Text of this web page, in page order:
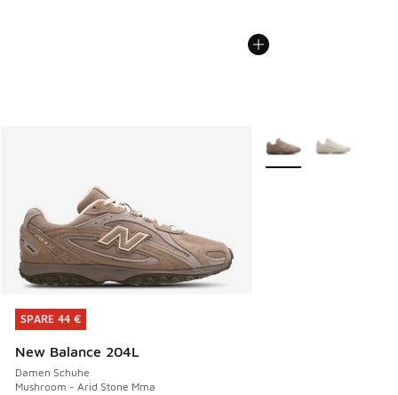
SPARE 44 €
New Balance 204L
Damen Schuhe
Mushroom - Arid Stone Mma
SPARE 44 €
Weitere Farben